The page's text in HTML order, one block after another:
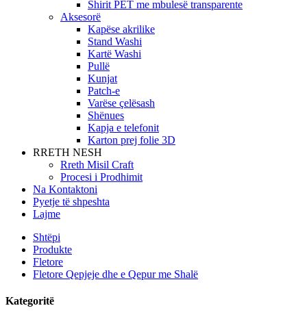
Shirit PET me mbulesë transparente
Aksesorë
Kapëse akrilike
Stand Washi
Kartë Washi
Pullë
Kunjat
Patch-e
Varëse çelësash
Shënues
Kapja e telefonit
Karton prej folie 3D
RRETH NESH
Rreth Misil Craft
Procesi i Prodhimit
Na Kontaktoni
Pyetje të shpeshta
Lajme
Shtëpi
Produkte
Fletore
Fletore Qepjeje dhe e Qepur me Shalë
Kategoritë